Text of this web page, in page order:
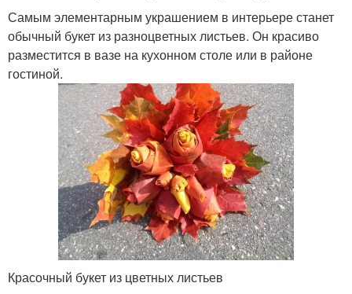
Самым элементарным украшением в интерьере станет
обычный букет из разноцветных листьев. Он красиво
разместится в вазе на кухонном столе или в районе
гостиной.
Красочный букет из цветных листьев